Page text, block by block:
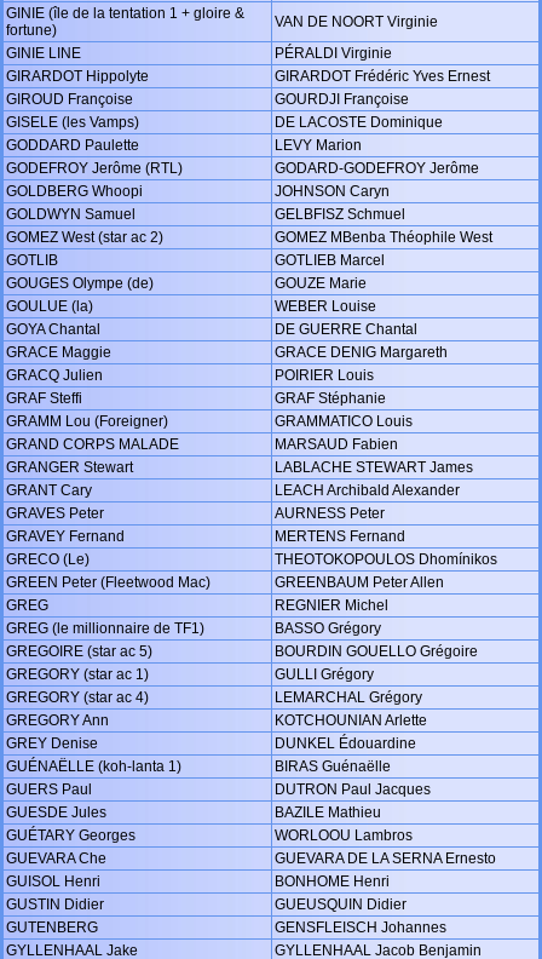
GINIE (île de la tentation 1 + gloire &
fortune)
VAN DE NOORT Virginie
GINIE LINE
PÉRALDI Virginie
GIRARDOT Hippolyte
GIRARDOT Frédéric Yves Ernest
GIROUD Françoise
GOURDJI Françoise
GISELE (les Vamps)
DE LACOSTE Dominique
GODDARD Paulette
LEVY Marion
GODEFROY Jerôme (RTL)
GODARD-GODEFROY Jerôme
GOLDBERG Whoopi
JOHNSON Caryn
GOLDWYN Samuel
GELBFISZ Schmuel
GOMEZ West (star ac 2)
GOMEZ MBenba Théophile West
GOTLIB
GOTLIEB Marcel
GOUGES Olympe (de)
GOUZE Marie
GOULUE (la)
WEBER Louise
GOYA Chantal
DE GUERRE Chantal
GRACE Maggie
GRACE DENIG Margareth
GRACQ Julien
POIRIER Louis
GRAF Steffi
GRAF Stéphanie
GRAMM Lou (Foreigner)
GRAMMATICO Louis
GRAND CORPS MALADE
MARSAUD Fabien
GRANGER Stewart
LABLACHE STEWART James
GRANT Cary
LEACH Archibald Alexander
GRAVES Peter
AURNESS Peter
GRAVEY Fernand
MERTENS Fernand
GRECO (Le)
THEOTOKOPOULOS Dhomínikos
GREEN Peter (Fleetwood Mac)
GREENBAUM Peter Allen
GREG
REGNIER Michel
GREG (le millionnaire de TF1)
BASSO Grégory
GREGOIRE (star ac 5)
BOURDIN GOUELLO Grégoire
GREGORY (star ac 1)
GULLI Grégory
GREGORY (star ac 4)
LEMARCHAL Grégory
GREGORY Ann
KOTCHOUNIAN Arlette
GREY Denise
DUNKEL Édouardine
GUÉNAËLLE (koh-lanta 1)
BIRAS Guénaëlle
GUERS Paul
DUTRON Paul Jacques
GUESDE Jules
BAZILE Mathieu
GUÉTARY Georges
WORLOOU Lambros
GUEVARA Che
GUEVARA DE LA SERNA Ernesto
GUISOL Henri
BONHOME Henri
GUSTIN Didier
GUEUSQUIN Didier
GUTENBERG
GENSFLEISCH Johannes
GYLLENHAAL Jake
GYLLENHAAL Jacob Benjamin